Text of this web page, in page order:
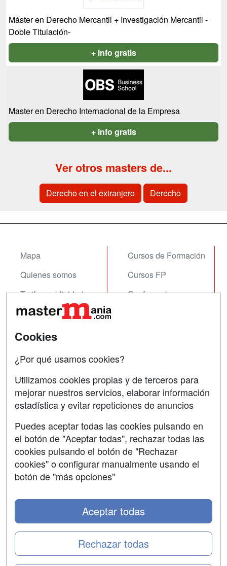
Máster en Derecho Mercantil + Investigación Mercantil -
Doble Titulación-
+ info gratis
Master en Derecho Internacional de la Empresa
+ info gratis
Ver otros masters de...
Derecho en el extranjero Derecho
Mapa
Quienes somos
Tarifas publicidad
Acceso Usuarios
Acceso Centros
Cursos de Formación
Cursos FP
Conferencias
Contactar
Confidencialidad
Aviso legal
Copyleft
Cookies
¿Por qué usamos cookies?
Utilizamos cookies propias y de terceros para
mejorar nuestros servicios, elaborar información
estadística y evitar repeticiones de anuncios
Puedes aceptar todas las cookies pulsando en
el botón de "Aceptar todas", rechazar todas las
cookies pulsando el botón de "Rechazar
cookies" o configurar manualmente usando el
botón de "más opciones"
Rechazar todas
Aceptar todas